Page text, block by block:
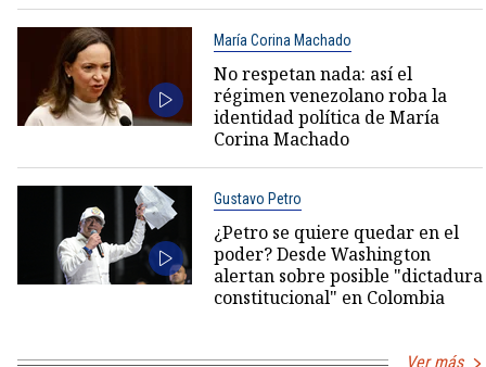
María Corina Machado
No respetan nada: así el
régimen venezolano roba la
identidad política de María
Corina Machado
Gustavo Petro
¿Petro se quiere quedar en el
poder? Desde Washington
alertan sobre posible "dictadura
constitucional" en Colombia
Ver más